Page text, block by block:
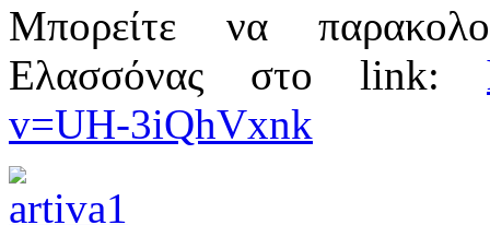
Μπορείτε να
Ελασσόνας στο link:
v=UH-3iQhVxnk